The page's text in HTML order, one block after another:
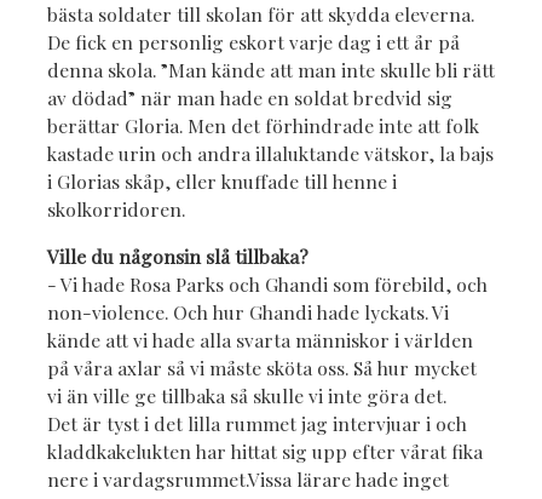
bästa soldater till skolan för att skydda eleverna.
De fick en personlig eskort varje dag i ett år på
denna skola. ”Man kände att man inte skulle bli rätt
av dödad” när man hade en soldat bredvid sig
berättar Gloria. Men det förhindrade inte att folk
kastade urin och andra illaluktande vätskor, la bajs
i Glorias skåp, eller knuffade till henne i
skolkorridoren.
Ville du någonsin slå tillbaka?
- Vi hade Rosa Parks och Ghandi som förebild, och
non-violence. Och hur Ghandi hade lyckats. Vi
kände att vi hade alla svarta människor i världen
på våra axlar så vi måste sköta oss. Så hur mycket
vi än ville ge tillbaka så skulle vi inte göra det.
Det är tyst i det lilla rummet jag intervjuar i och
kladdkakelukten har hittat sig upp efter vårat fika
nere i vardagsrummet.Vissa lärare hade inget